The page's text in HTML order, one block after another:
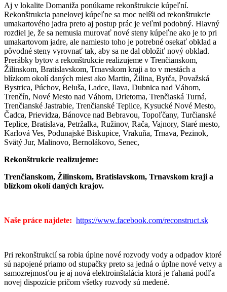
Aj v lokalite Domaniža ponúkame rekonštrukcie kúpeľní.
Rekonštrukcia panelovej kúpeľne sa moc nelíši od rekonštrukcie
umakartového jadra preto aj postup prác je veľmi podobný. Hlavný
rozdiel je, že sa nemusia murovať nové steny kúpeľne ako je to pri
umakartovom jadre, ale namiesto toho je potrebné osekať obklad a
pôvodné steny vyrovnať tak, aby sa ne dal obložiť nový obklad.
Prerábky bytov a rekonštrukcie realizujeme v Trenčianskom,
Žilinskom, Bratislavskom, Trnavskom kraji a to v mestách a
blízkom okolí daných miest ako Martin, Žilina, Bytča, Považská
Bystrica, Púchov, Beluša, Ladce, Ilava, Dubnica nad Váhom,
Trenčín, Nové Mesto nad Váhom, Drietoma, Trenčiaská Turná,
Trenčianské Jastrabie, Trenčianské Teplice, Kysucké Nové Mesto,
Čadca, Prievidza, Bánovce nad Bebravou, Topoľčany, Turčianské
Teplice, Bratislava, Petržalka, Ružinov, Rača, Vajnory, Staré mesto,
Karlová Ves, Podunajské Biskupice, Vrakuňa, Trnava, Pezinok,
Svätý Jur, Malinovo, Bernolákovo, Senec,
Rekonštrukcie realizujeme:
Trenčianskom, Žilinskom, Bratislavskom, Trnavskom kraji a
blízkom okolí daných krajov.
Naše práce najdete: https://www.facebook.com/reconstruct.sk
Pri rekonštrukcií sa robia úplne nové rozvody vody a odpadov ktoré
sú napojené priamo od stupačky preto sa jedná o úplne nové vetvy a
samozrejmosťou je aj nová elektroinštalácia ktorá je ťahaná podľa
novej dispozície pričom všetky rozvody sú medené.